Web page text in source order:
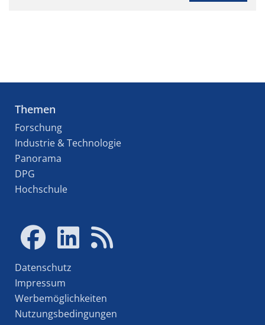
Themen
Forschung
Industrie & Technologie
Panorama
DPG
Hochschule
Datenschutz
Impressum
Werbemöglichkeiten
Nutzungsbedingungen